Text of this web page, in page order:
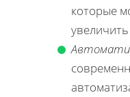
которые